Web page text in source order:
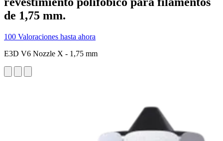
de 1,75 mm.
100 Valoraciones hasta ahora
E3D V6 Nozzle X - 1,75 mm